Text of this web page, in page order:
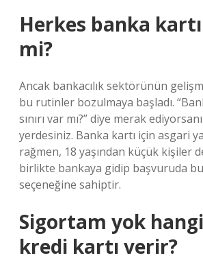
Herkes banka
mi?
Ancak bankacılık sektörünün
bu rutinler bozulmaya başladı.
sınırı var mı?” diye merak
yerdesiniz. Banka kartı için asgari
rağmen, 18 yaşından küçük kişiler
birlikte bankaya gidip başvuruda
seçeneğine sahiptir.
Sigortam yok
kredi kartı verir?